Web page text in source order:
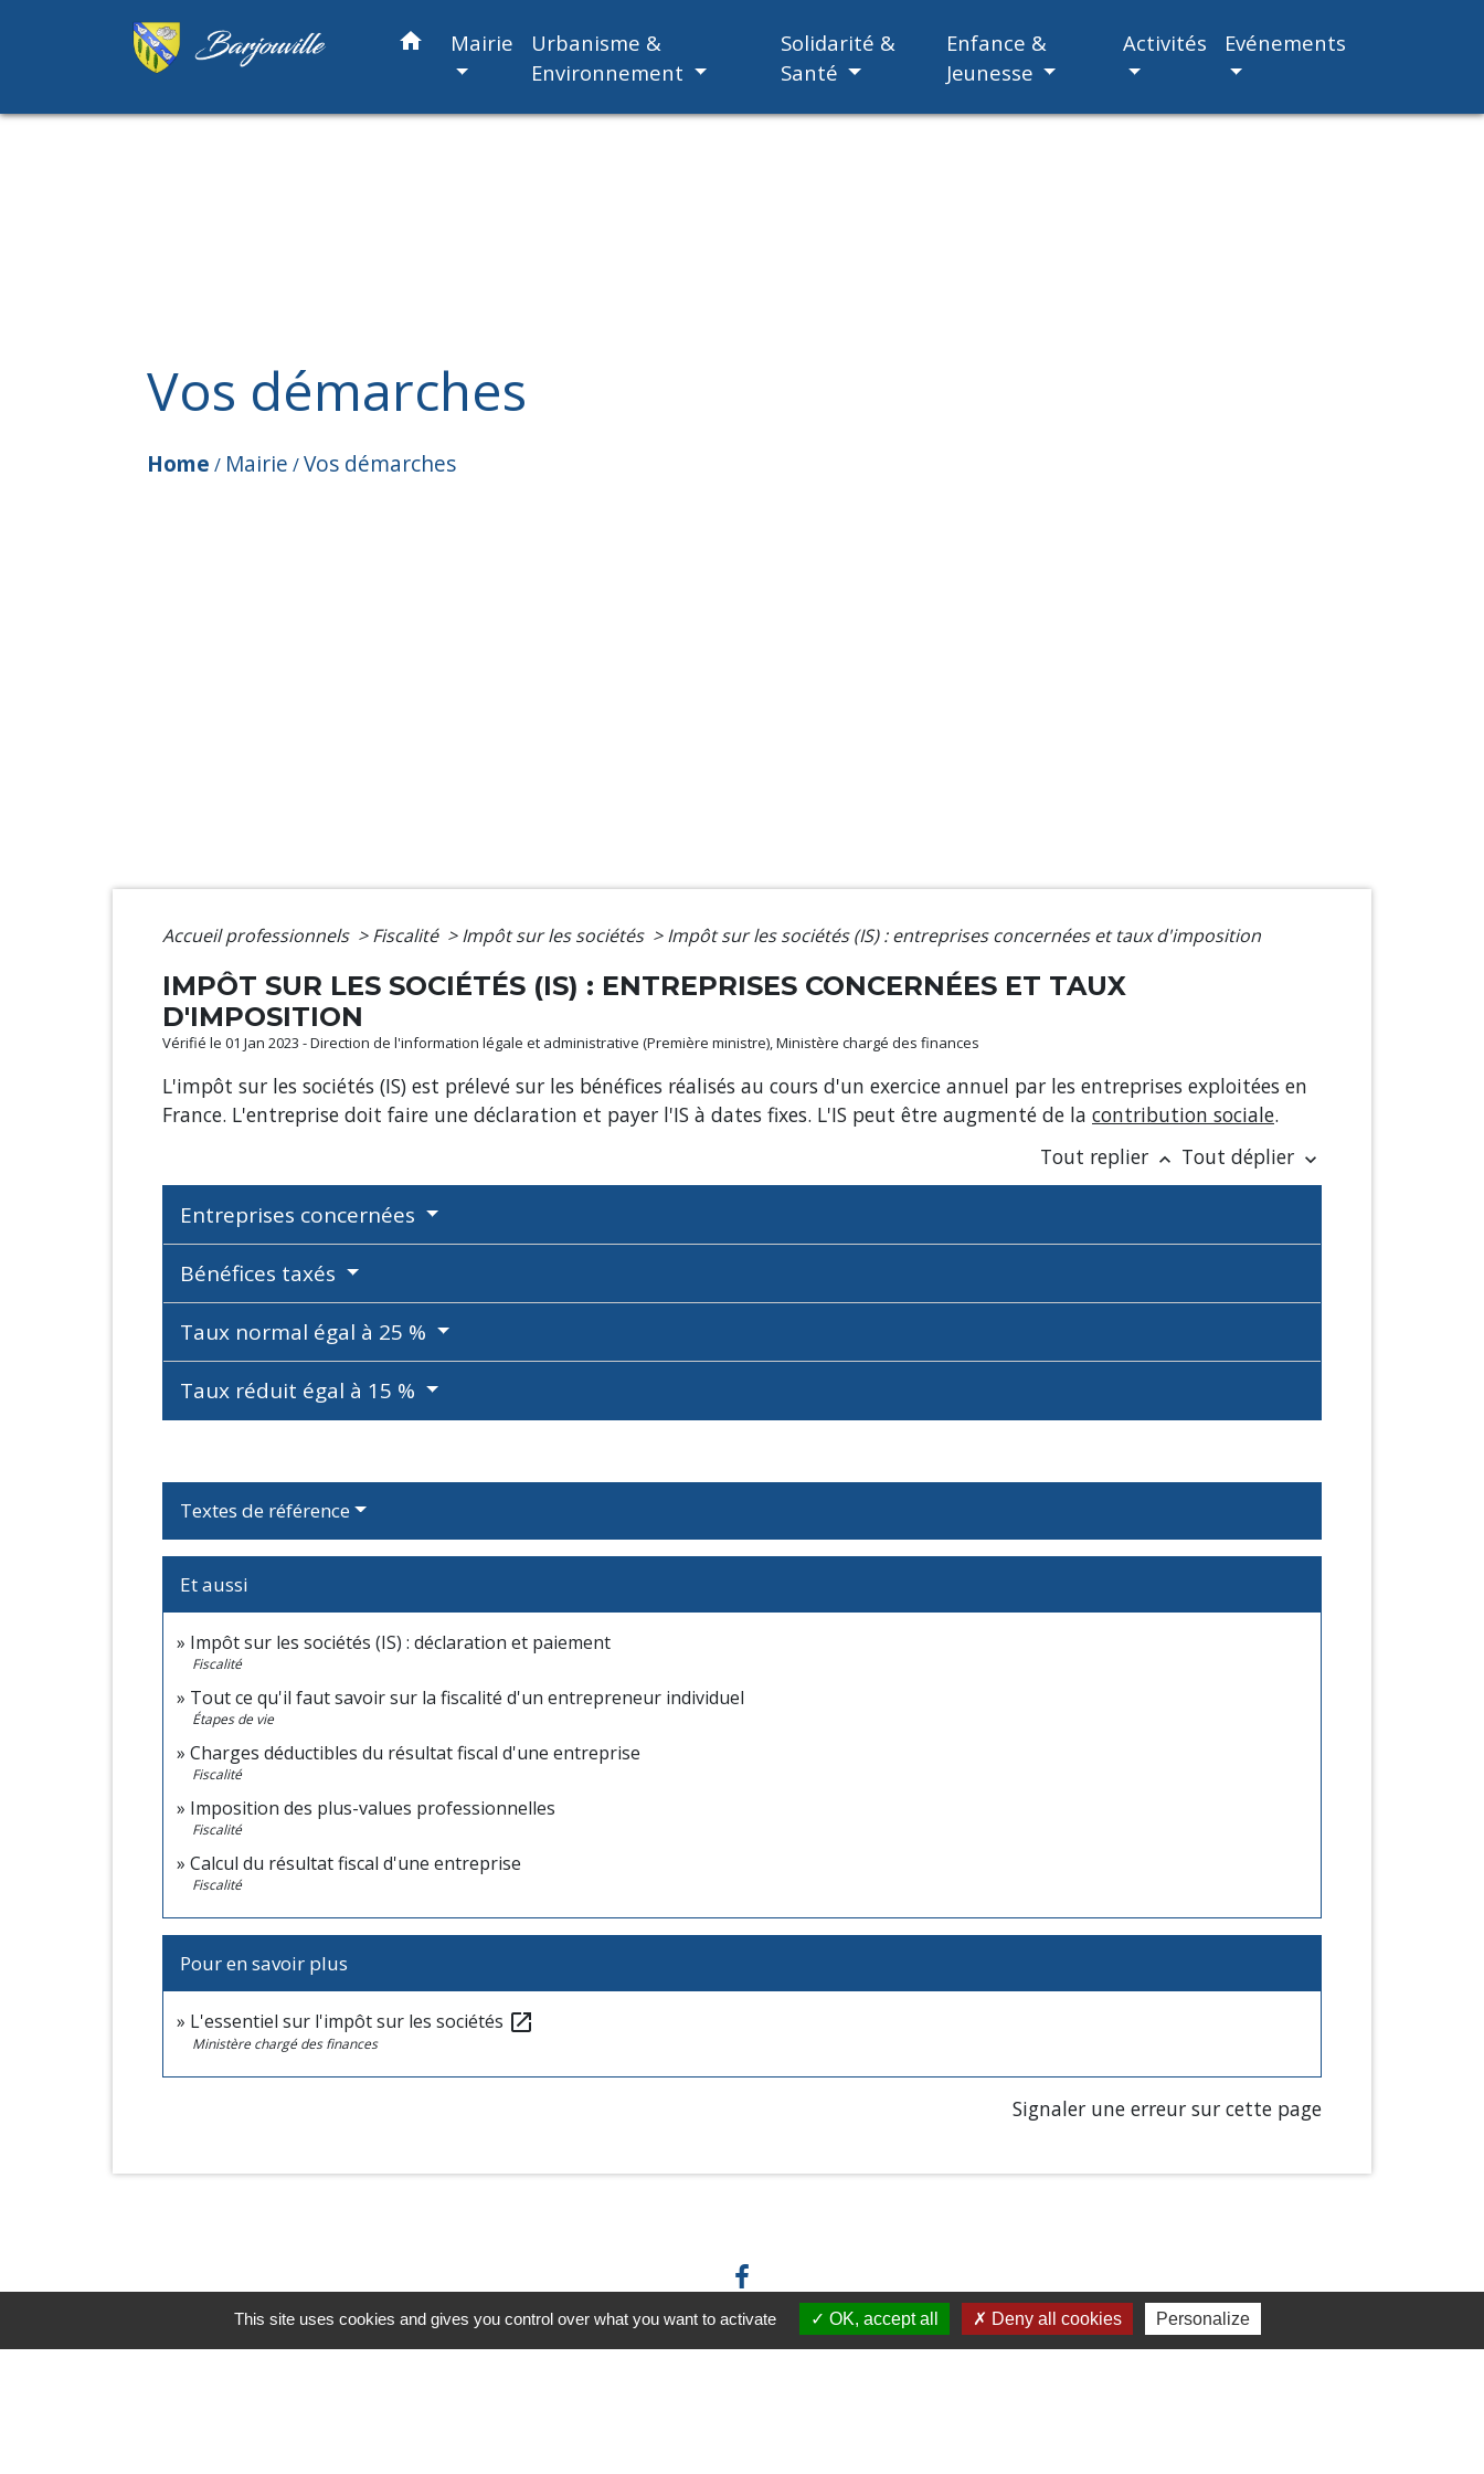
home Mairie
Urbanisme &
Environnement
Solidarité &
Santé
Enfance &
Jeunesse
Activités Evénements
Vos démarches
Home / Mairie /Vos démarches
Accueil professionnels > Fiscalité > Impôt sur les sociétés > Impôt sur les sociétés (IS) : entreprises concernées et taux d'imposition
IMPÔT SUR LES SOCIÉTÉS (IS) : ENTREPRISES CONCERNÉES ET TAUX
D'IMPOSITION
Vérifié le 01 Jan 2023 - Direction de l'information légale et administrative (Première ministre), Ministère chargé des finances
L'impôt sur les sociétés (IS) est prélevé sur les bénéfices réalisés au cours d'un exercice annuel par les entreprises exploitées en
France. L'entreprise doit faire une déclaration et payer l'IS à dates fixes. L'IS peut être augmenté de la contribution sociale.
Tout replier keyboard_arrow_up Tout déplier keyboard_arrow_down
Entreprises concernées
Bénéfices taxés
Taux normal égal à 25 %
Taux réduit égal à 15 %
Textes de référence
Et aussi
Impôt sur les sociétés (IS) : déclaration et paiement
Fiscalité
Tout ce qu'il faut savoir sur la fiscalité d'un entrepreneur individuel
Étapes de vie
Charges déductibles du résultat fiscal d'une entreprise
Fiscalité
Imposition des plus-values professionnelles
Fiscalité
Calcul du résultat fiscal d'une entreprise
Fiscalité
Pour en savoir plus
L'essentiel sur l'impôt sur les sociétés open_in_new
Ministère chargé des finances
Signaler une erreur sur cette page
This site uses cookies and gives you control over what you want to activate OK, accept all Deny all cookies Personalize